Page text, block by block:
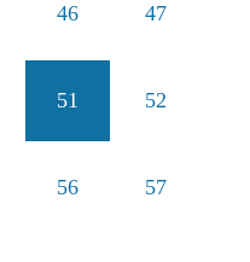
46 47
51 52
56 57